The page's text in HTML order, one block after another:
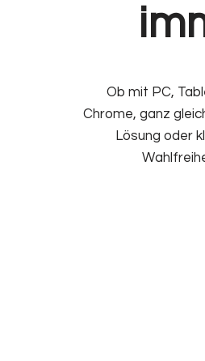
Ob mit PC,
Chrome, ganz
Lösung oder